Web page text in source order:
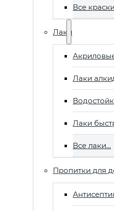
Все
Лаки
Лаки
Лаки
Все лаки…
Пропитки для